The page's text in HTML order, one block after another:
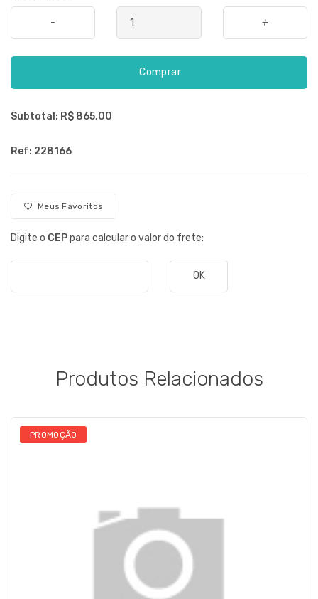
- +
Comprar
Subtotal: R$ 865,00
Ref: 228166
Meus Favoritos
Digite o CEPpara calcular o valor do frete:
OK
Produtos Relacionados
PROMOÇÃO